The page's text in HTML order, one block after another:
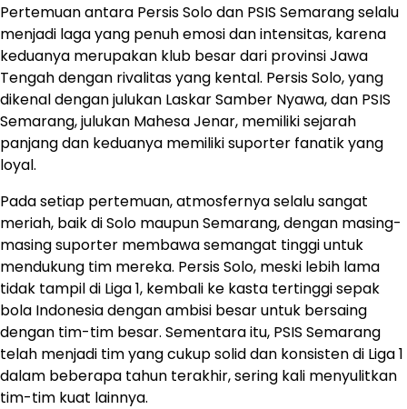
Pertemuan antara Persis Solo dan PSIS Semarang selalu
menjadi laga yang penuh emosi dan intensitas, karena
keduanya merupakan klub besar dari provinsi Jawa
Tengah dengan rivalitas yang kental. Persis Solo, yang
dikenal dengan julukan Laskar Samber Nyawa, dan PSIS
Semarang, julukan Mahesa Jenar, memiliki sejarah
panjang dan keduanya memiliki suporter fanatik yang
loyal.
Pada setiap pertemuan, atmosfernya selalu sangat
meriah, baik di Solo maupun Semarang, dengan masing-
masing suporter membawa semangat tinggi untuk
mendukung tim mereka. Persis Solo, meski lebih lama
tidak tampil di Liga 1, kembali ke kasta tertinggi sepak
bola Indonesia dengan ambisi besar untuk bersaing
dengan tim-tim besar. Sementara itu, PSIS Semarang
telah menjadi tim yang cukup solid dan konsisten di Liga 1
dalam beberapa tahun terakhir, sering kali menyulitkan
tim-tim kuat lainnya.